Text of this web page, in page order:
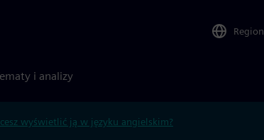
Region
i analizy
wyświetlić ją w języku angielskim?